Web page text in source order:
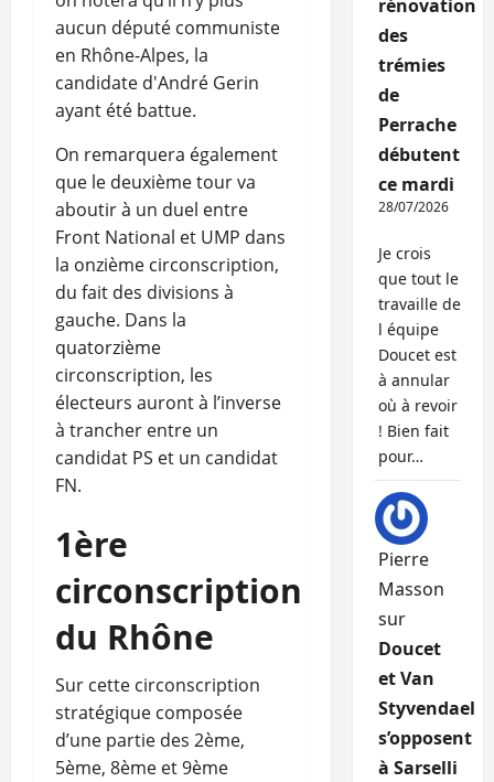
aucun député communiste
en Rhône-Alpes, la
candidate d'André Gerin
ayant été battue.
On remarquera également
que le deuxième tour va
aboutir à un duel entre
Front National et UMP dans
la onzième circonscription,
du fait des divisions à
gauche. Dans la
quatorzième
circonscription, les
électeurs auront à l’inverse
à trancher entre un
candidat PS et un candidat
FN.
1ère
circonscription
du Rhône
Sur cette circonscription
stratégique composée
d’une partie des 2ème,
5ème, 8ème et 9ème
rénovation
des
trémies
de
Perrache
débutent
ce mardi
28/07/2026
Je crois
que tout le
travaille de
l équipe
Doucet est
à annular
où à revoir
! Bien fait
pour…
Pierre
Masson
sur
Doucet
et Van
Styvendael
s’opposent
à Sarselli